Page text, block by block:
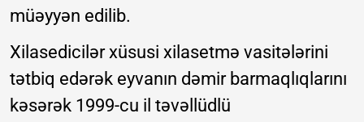
müəyyən edilib.
Xilasedicilər xüsusi xilasetmə vasitələrini
tətbiq edərək eyvanın dəmir barmaqlıqlarını
kəsərək 1999-cu il təvəllüdlü